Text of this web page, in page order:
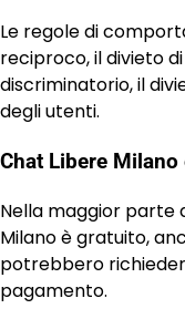
Le regole di
reciproco, il divieto
discriminatorio, il
degli utenti.
Chat Libere Milano
Nella maggior parte
Milano è gratuito,
potrebbero
pagamento.